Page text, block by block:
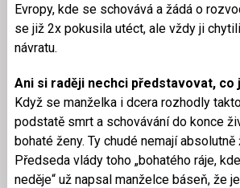
Evropy, kde se schovává a žádá o
se již 2xpokusila utéct, ale vždy ji
návratu.
Ani si raději nechci představovat, co
Když se manželka i dcera rozhodly
podstatě smrt a schovávání do konce
bohaté ženy. Ty chudé nemají absolutně
Předseda vlády toho „bohatého ráje,
neděje“ už napsal manželce báseň, že